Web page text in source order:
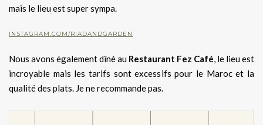
mais le lieu est super sympa.
INSTAGRAM.COM/RIADANDGARDEN
Nous avons également dîné au Restaurant Fez Café, le lieu est
incroyable mais les tarifs sont excessifs pour le Maroc et la
qualité des plats. Je ne recommande pas.